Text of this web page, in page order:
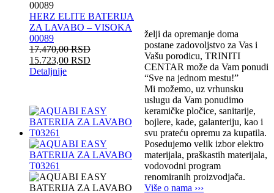
HERZ ELITE BATERIJA
ZA LAVABO – VISOKA
00089
17.470,00RSD
15.723,00 RSD
Detaljnije
želji da opremanje doma
postane zadovoljstvo za Vas i
Vašu porodicu, TRINITI
CENTAR može da Vam ponudi
“Sve na jednom mestu!”
Mi možemo, uz vrhunsku
uslugu da Vam ponudimo
keramičke pločice, sanitarije,
bojlere, kade, galanteriju, kao i
svu prateću opremu za kupatila.
Posedujemo velik izbor elektro
materijala, praškastih materijala,
vodovodni program
renomiranih proizvodjača.
Više o nama ›››